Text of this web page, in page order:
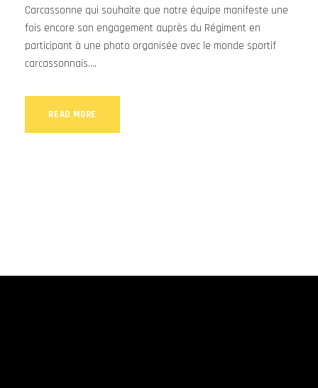
Carcassonne qui souhaite que notre équipe manifeste une
fois encore son engagement auprès du Régiment en
participant à une photo organisée avec le monde sportif
carcassonnais....
READ MORE